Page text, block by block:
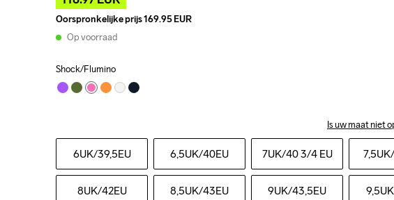
Oorspronkelijke prijs169.95 EUR
Op voorraad
Shock/Flumino
Is uw maat niet
6UK/39,5EU 6,5UK/40EU 7UK/40 3/4 EU 7,5UK
8UK/42EU 8,5UK/43EU 9UK/43,5EU 9,5UK